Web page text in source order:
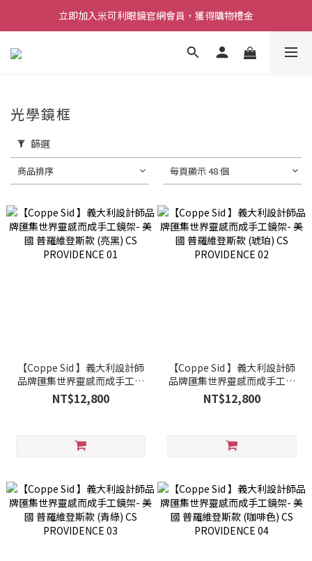
立即加入米可利眼鏡官網會員，獲得購物禮金
光學鏡框
篩選
商品排序 每頁顯示 48 個
【Coppe Sid 】義大利設計師
品牌匯集世界靈感而成手工鏡
架- 美國 普羅維登斯款 (亮黑)
CS PROVIDENCE 01
NT$12,800
【Coppe Sid 】義大利設計師
品牌匯集世界靈感而成手工鏡
架- 美國 普羅維登斯款 (琥珀)
CS PROVIDENCE 02
NT$12,800